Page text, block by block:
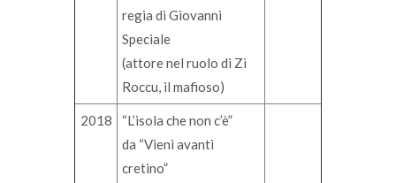
regia di Giovanni
Speciale
(attore nel ruolo di Zì
Roccu, il mafioso)
2018
“L’isola che non c’è”
da “Vieni avanti
cretino”